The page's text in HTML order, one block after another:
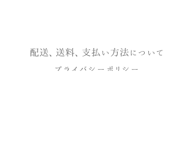
​配送、送料、支払い方法について
​プライバシーポリシー